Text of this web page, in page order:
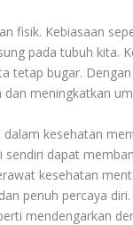
fisik. Kebiasaan
pada tubuh kita.
tetap bugar.
meningkatkan
kesehatan
dapat
kesehatan
penuh percaya
mendengarkan